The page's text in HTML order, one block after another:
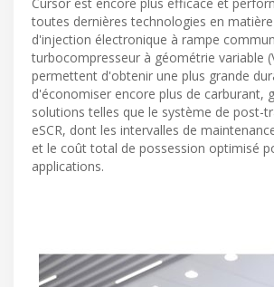
Cursor est encore plus efficace et
toutes dernières technologies en
d'injection électronique à rampe
turbocompresseur à géométrie variable
permettent d'obtenir une plus grande
d'économiser encore plus de carburant,
solutions telles que le système de post-
eSCR, dont les intervalles de
et le coût total de possession optimisé
applications.